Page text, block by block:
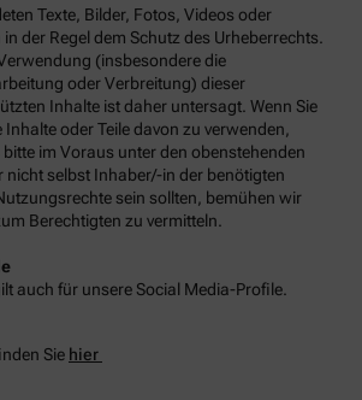
Texte, Bilder, Fotos, Videos oder
der Regel dem Schutz des Urheberrechts.
(insbesondere die
oder Verbreitung) dieser
Inhalte ist daher untersagt. Wenn Sie
oder Teile davon zu verwenden,
im Voraus unter den obenstehenden
nicht selbst Inhaber/-in der benötigten
sein sollten, bemühen wir
Berechtigten zu vermitteln.
auch für unsere Social Media-Profile.
Sie hier